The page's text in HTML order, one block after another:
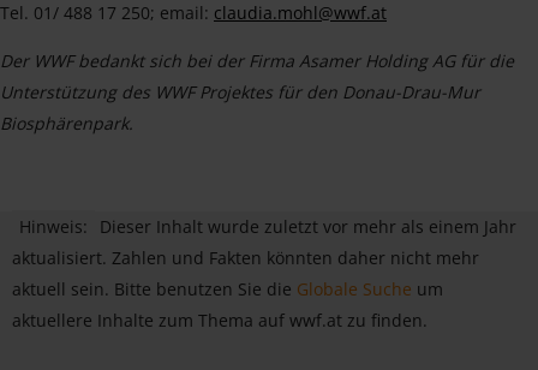
Tel. 01/ 488 17 250; email: claudia.mohl@wwf.at
Der WWF bedankt sich bei der Firma Asamer Holding AG für die
Unterstützung des WWF Projektes für den Donau-Drau-Mur
Biosphärenpark.
Hinweis:
Dieser Inhalt wurde zuletzt vor mehr als einem Jahr
aktualisiert. Zahlen und Fakten könnten daher nicht mehr
aktuell sein. Bitte benutzen Sie die Globale Suche um
aktuellere Inhalte zum Thema auf wwf.at zu finden.